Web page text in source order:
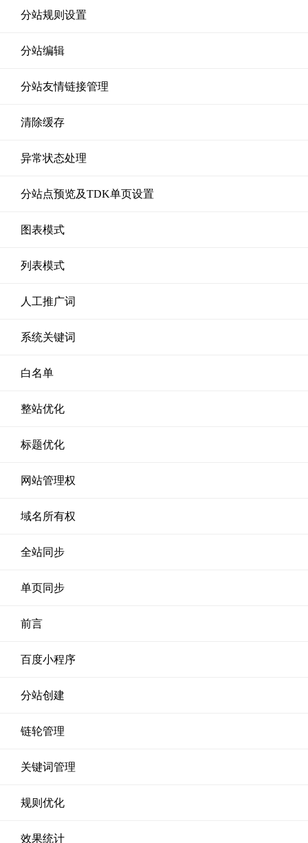
分站规则设置
分站编辑
分站友情链接管理
清除缓存
异常状态处理
分站点预览及TDK单页设置
图表模式
列表模式
人工推广词
系统关键词
白名单
整站优化
标题优化
网站管理权
域名所有权
全站同步
单页同步
前言
百度小程序
分站创建
链轮管理
关键词管理
规则优化
效果统计